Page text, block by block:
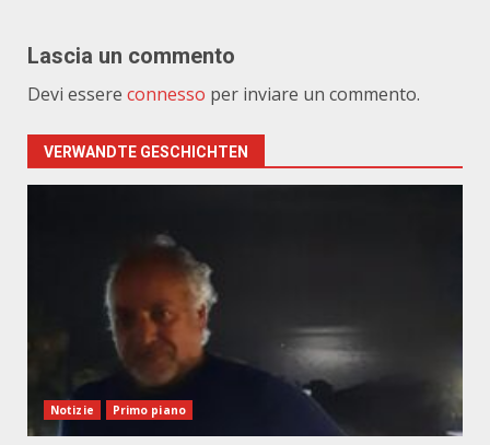
Lascia un commento
Devi essere connesso per inviare un commento.
VERWANDTE GESCHICHTEN
Notizie Primo piano